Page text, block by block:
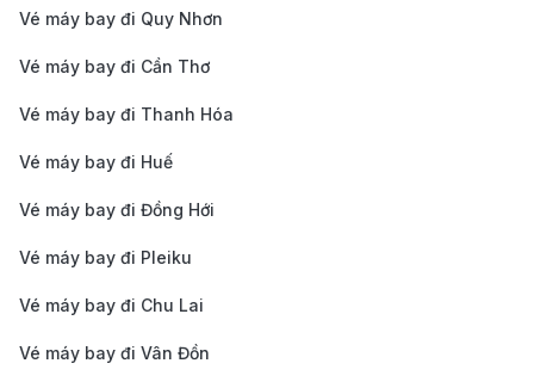
thời gian quá cảnh hợp lý không chỉ giúp tiết kiệm
chi phí mà còn tạo điều kiện nghỉ ngơi thoải mái
Cập nhật các chương trình ưu đãi
thông báo từ các hãng hàng không để không bỏ lỡ
các chương trình khuyến mãi theo mùa, dịp lễ
Chọn chuyến bay vào giờ thấp điểm
chuyến bay vào nửa đêm hoặc sáng sớm (0h - 6h
Vé máy bay đi Quy Nhơn
Vé máy bay đi Cần Thơ
Vé máy bay đi Thanh Hóa
Vé máy bay đi Huế
Vé máy bay đi Đồng Hới
Vé máy bay đi Pleiku
Vé máy bay đi Chu Lai
Vé máy bay đi Vân Đồn